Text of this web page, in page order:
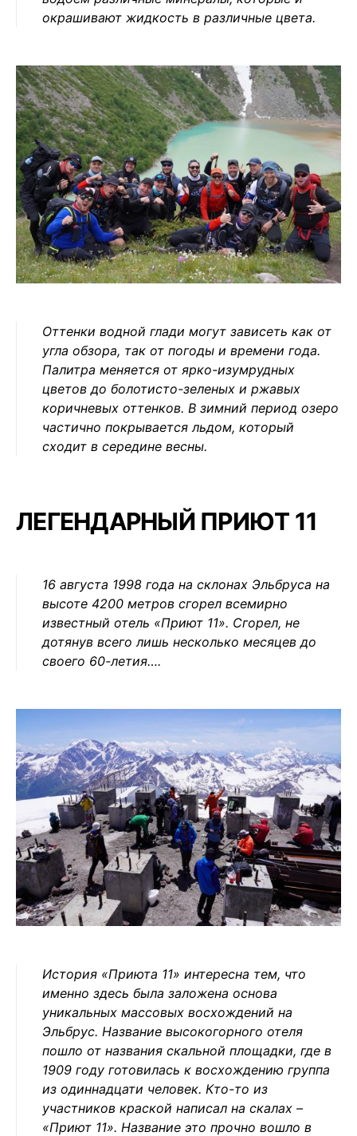
окрашивают жидкость в различные цвета.
Оттенки водной глади могут зависеть как от
угла обзора, так от погоды и времени года.
Палитра меняется от ярко-изумрудных
цветов до болотисто-зеленых и ржавых
коричневых оттенков. В зимний период озеро
частично покрывается льдом, который
сходит в середине весны.
ЛЕГЕНДАРНЫЙ ПРИЮТ 11
16 августа 1998 года на склонах Эльбруса на
высоте 4200 метров сгорел всемирно
известный отель «Приют 11». Сгорел, не
дотянув всего лишь несколько месяцев до
своего 60-летия….
История «Приюта 11» интересна тем, что
именно здесь была заложена основа
уникальных массовых восхождений на
Эльбрус. Название высокогорного отеля
пошло от названия скальной площадки, где в
1909 году готовилась к восхождению группа
из одиннадцати человек. Кто-то из
участников краской написал на скалах –
«Приют 11». Название это прочно вошло в